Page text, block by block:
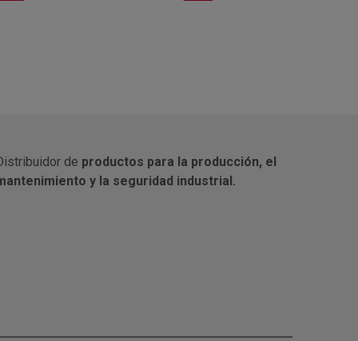
de productos para la producción, el
y la seguridad industrial.